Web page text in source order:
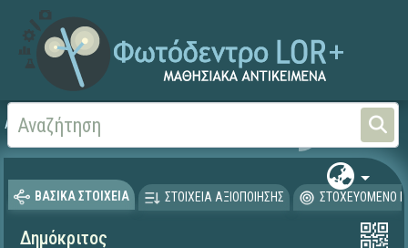
Αρχική
ΒΑΣΙΚΑ ΣΤΟΙΧΕΙΑ ΣΤΟΙΧΕΙΑ ΑΞΙΟΠΟΙΗΣΗΣ ΣΤΟΧΕΥΟΜΕΝΟ
Δημόκριτος